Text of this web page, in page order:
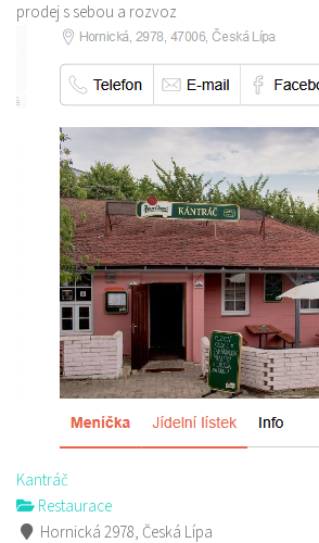
prodej s sebou a rozvoz
Kantráč
Restaurace
Hornická 2978, Česká Lípa